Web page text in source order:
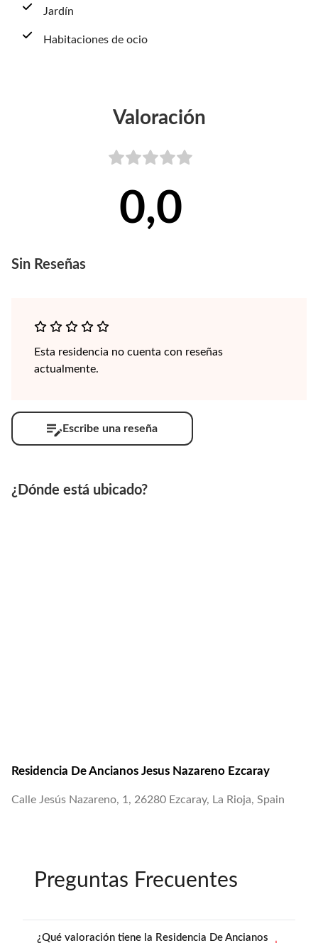
Jardín
Habitaciones de ocio
Valoración
0,0
Sin Reseñas
Esta residencia no cuenta con reseñas
actualmente.
Escribe una reseña
¿Dónde está ubicado?
Residencia De Ancianos Jesus Nazareno Ezcaray
Calle Jesús Nazareno, 1, 26280 Ezcaray, La Rioja, Spain
Preguntas Frecuentes
¿Qué valoración tiene la Residencia De Ancianos